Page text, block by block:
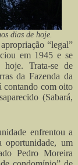
dias de hoje.
“legal”
em 1945 e se
hoje. Trata-se de
da Fazenda da
contando com oito
(Sabará,
enfrentou a
oportunidade, um
Pedro Moreira